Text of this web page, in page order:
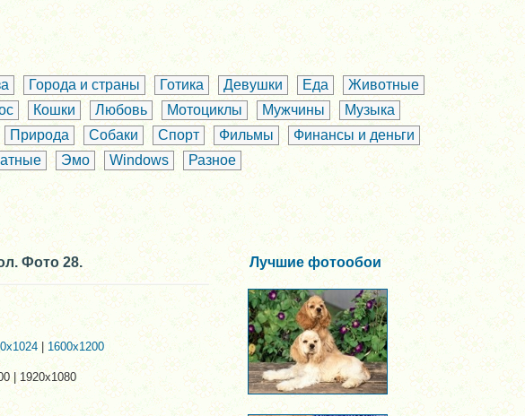
Города и страны Готика Девушки Еда
Животные
Кошки Любовь Мотоциклы Мужчины
Музыка
Природа Собаки Спорт Фильмы
Финансы и деньги
Эмо Windows Разное
Фото 28.
| 1600x1200
| 1920x1080
Лучшие фотообои